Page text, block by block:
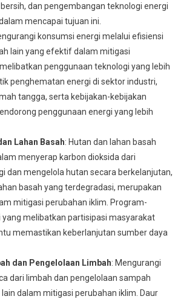
dan pengembangan teknologi energi
mencapai tujuan ini.
konsumsi energi melalui efisiensi
lain yang efektif dalam mitigasi
penggunaan teknologi yang lebih
penghematan energi di sektor industri,
tangga, serta kebijakan-kebijakan
penggunaan energi yang lebih
Lahan Basah: Hutan dan lahan basah
menyerap karbon dioksida dari
dan mengelola hutan secara berkelanjutan,
basah yang terdegradasi, merupakan
mitigasi perubahan iklim. Program-
melibatkan partisipasi masyarakat
memastikan keberlanjutan sumber daya
dan Pengelolaan Limbah: Mengurangi
dari limbah dan pengelolaan sampah
dalam mitigasi perubahan iklim. Daur